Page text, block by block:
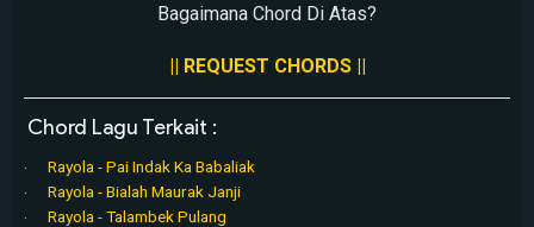
Bagaimana Chord Di Atas?
|| REQUEST CHORDS ||
Chord Lagu Terkait :
Rayola - Pai Indak Ka Babaliak
Rayola - Bialah Maurak Janji
Rayola - Talambek Pulang